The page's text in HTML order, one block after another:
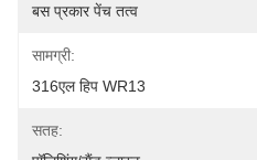
बस प्रकार पेंच तत्व
सामग्री:
316एल हिप WR13
सतह: